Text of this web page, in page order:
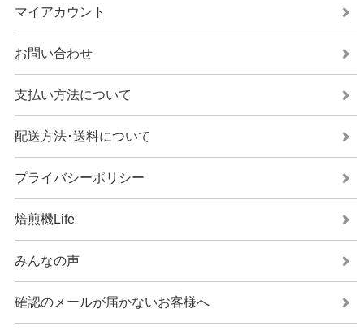
マイアカウント
お問い合わせ
支払い方法について
配送方法･送料について
プライバシーポリシー
焙煎機Life
みんなの声
確認のメールが届かないお客様へ